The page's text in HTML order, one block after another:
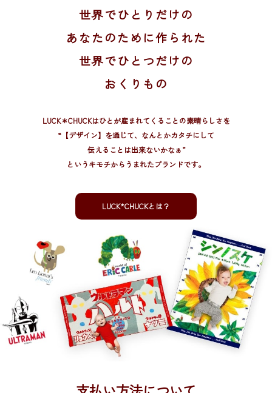
世界でひとりだけの
あなたのために作られた
世界でひとつだけの
おくりもの
LUCK＊CHUCKはひとが産まれてくることの素晴らしさを
“【デザイン】を通じて、 なんとかカタチにして
伝えることは出来ないかなぁ”
というキモチからうまれたブランドです。
LUCK*CHUCKとは？